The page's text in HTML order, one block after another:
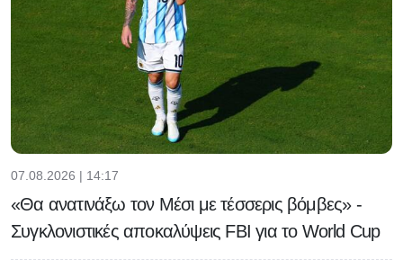
07.08.2026 | 14:17
«Θα ανατινάξω τον Μέσι με τέσσερις βόμβες» -
Συγκλονιστικές αποκαλύψεις FBI για το World Cup